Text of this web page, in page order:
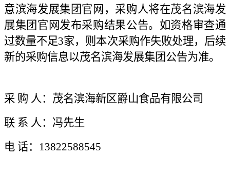
意滨海发展集团官网，采购人将在茂名滨海发
展集团官网发布采购结果公告。如资格审查通
过数量不足3家，则本次采购作失败处理，后续
新的采购信息以茂名滨海发展集团公告为准。
采 购 人：茂名滨海新区爵山食品有限公司
联 系 人：冯先生
电 话：13822588545